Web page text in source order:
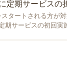
定期サービスの
タートされる方が
期サービスの初回実